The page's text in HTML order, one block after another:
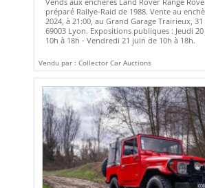
préparé Rallye-Raid de 1988. Vente au
2024, à 21:00, au Grand Garage Trairieux,
69003 Lyon. Expositions publiques : Jeudi
10h à 18h - Vendredi 21 juin de 10h à 18h.
Vendu par : Collector Car Auctions